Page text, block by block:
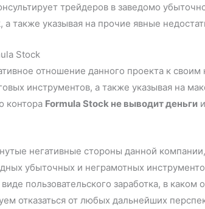
трейдеров в заведомо
также указывая на прочие явные
Stock
отношение данного проекта к
инструментов, а также указывая на
контора Formula Stock не выводит деньги
негативные стороны данной
убыточных и неграмотных
пользовательского заработка, в
отказаться от любых дальнейших